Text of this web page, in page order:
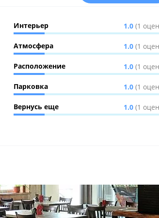
Интерьер 1.0 (1
Атмосфера 1.0 (1
Расположение 1.0 (1
Парковка 1.0 (1
Вернусь еще 1.0 (1